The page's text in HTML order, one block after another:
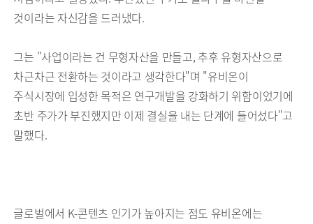
것이라는 자신감을 드러냈다.
그는 "사업이라는 건 무형자산을 만들고, 추후 유형자산으로
차근차근 전환하는 것이라고 생각한다"며 "유비온이
주식시장에 입성한 목적은 연구개발을 강화하기 위함이었기에
초반 주가가 부진했지만 이제 결실을 내는 단계에 들어섰다"고
말했다.
글로벌에서 K-콘텐츠 인기가 높아지는 점도 유비온에는